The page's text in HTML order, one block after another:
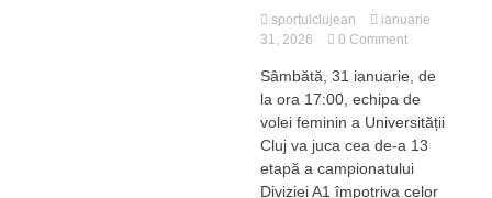
sportulclujean
ianuarie
31, 2026
0 Commenton
de
la
„U”
Cluj
vizita
Sâmbătă, 31 ianuarie, de
la ora 17:00, echipa de
volei feminin a Universității
Cluj va juca cea de-a 13
etapă a campionatului
Diviziei A1 împotriva celor